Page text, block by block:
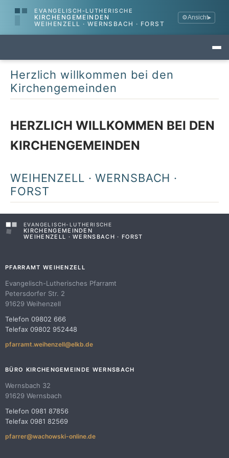
EVANGELISCH-LUTHERISCHE
KIRCHENGEMEINDEN
WEIHENZELL · WERNSBACH · FORST
⚙Ansicht▸
Herzlich willkommen bei den
Kirchengemeinden
HERZLICH WILLKOMMEN BEI DEN
KIRCHENGEMEINDEN
WEIHENZELL · WERNSBACH ·
FORST
EVANGELISCH-LUTHERISCHE
KIRCHENGEMEINDEN
WEIHENZELL · WERNSBACH · FORST
PFARRAMT WEIHENZELL
Evangelisch-Lutherisches Pfarramt
Petersdorfer Str. 2
91629 Weihenzell
Telefon 09802 666
Telefax 09802 952448
pfarramt.weihenzell@elkb.de
BÜRO KIRCHENGEMEINDE WERNSBACH
Wernsbach 32
91629 Wernsbach
Telefon 0981 87856
Telefax 0981 82569
pfarrer@wachowski-online.de